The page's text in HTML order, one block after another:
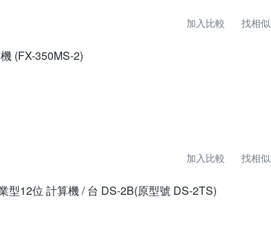
加入比較 找相似
(FX-350MS-2)
加入比較 找相似
型12位 計算機 / 台 DS-2B(原型號 DS-2TS)